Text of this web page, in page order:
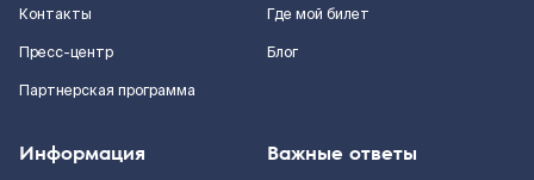
Контакты
Пресс-центр
Партнерская программа
Где мой билет
Блог
Информация Важные ответы